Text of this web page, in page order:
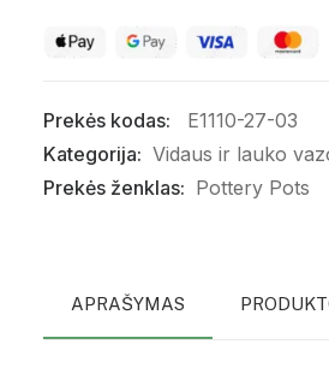
Prekės kodas:
E1110-27-03
Kategorija: Vidaus ir lauko
Prekės ženklas: Pottery Pots
APRAŠYMAS